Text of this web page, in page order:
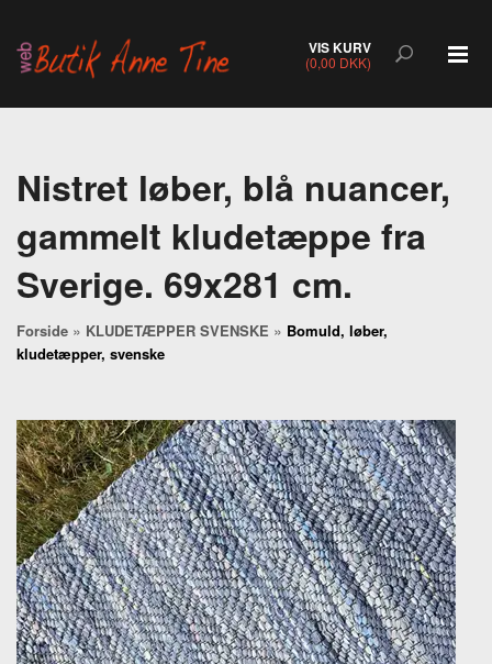
VIS KURV
(0,00 DKK)
Nistret løber, blå nuancer,
gammelt kludetæppe fra
Sverige. 69x281 cm.
Forside » KLUDETÆPPER SVENSKE » Bomuld, løber,
kludetæpper, svenske